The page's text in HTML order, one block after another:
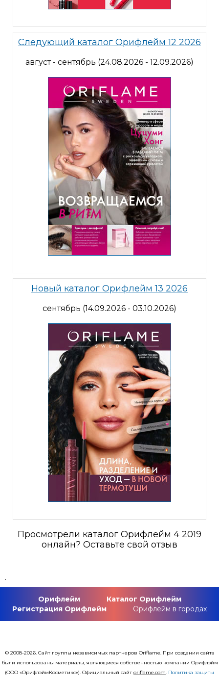
Следующий каталог Орифлейм 12 2026
август - сентябрь (24.08.2026 - 12.09.2026)
Новый каталог Орифлейм 13 2026
сентябрь (14.09.2026 - 03.10.2026)
Просмотрели каталог Орифлейм 4 2019
онлайн? Оставьте свой отзыв
.
Орифлейм
Каталог Орифлейм
Регистрация Орифлейм
Орифлейм в городах
© 2008-2026. Сайт группы независимых партнеров Oriflame. При создании сайта
были использованы материалы, являющиеся собственностью компании Орифлэйм
(ООО «ОрифлэймКосметикс»). Официальный сайт оriflаme.com. Политика защиты